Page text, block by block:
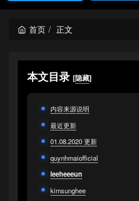
首页 正文
本文目录 [隐藏]
内容来源说明
最近更新
01.08.2020 更新
quynhmaiofficial
leeheeeun
kimsunghee